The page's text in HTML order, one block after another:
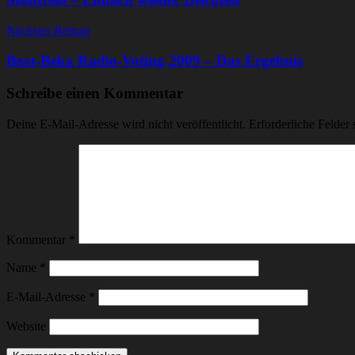
Nächster Beitrag
Beat-Beka Radio-Voting 2009 – Das Ergebnis
Schreibe einen Kommentar
Deine E-Mail-Adresse wird nicht veröffentlicht. Erforderliche Felder
Kommentar *
Name *
E-Mail-Adresse *
Website